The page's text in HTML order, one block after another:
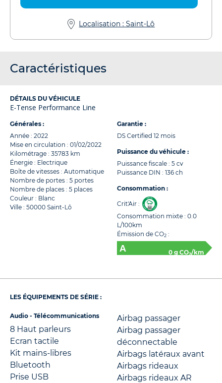
Localisation : Saint-Lô
Caractéristiques
DÉTAILS DU VÉHICULE
E-Tense Performance Line
Générales :
Année : 2022
Mise en circulation : 01/02/2022
Kilométrage : 35783 km
Énergie : Electrique
Boîte de vitesses : Automatique
Nombre de portes : 5 portes
Nombre de places : 5 places
Couleur : Blanc
Ville : 50000 Saint-Lô
Garantie :
DS Certified 12 mois
Puissance du véhicule :
Puissance fiscale : 5 cv
Puissance DIN : 136 ch
Consommation :
Crit'Air :
Consommation mixte : 0.0
L/100km
Émission de CO2 :
0 g CO2/km
LES ÉQUIPEMENTS DE SÉRIE :
Audio - Télécommunications
8 Haut parleurs
Ecran tactile
Kit mains-libres
Bluetooth
Prise USB
Airbag passager
Airbag passager
déconnectable
Airbags latéraux avant
Airbags rideaux
Airbags rideaux AR